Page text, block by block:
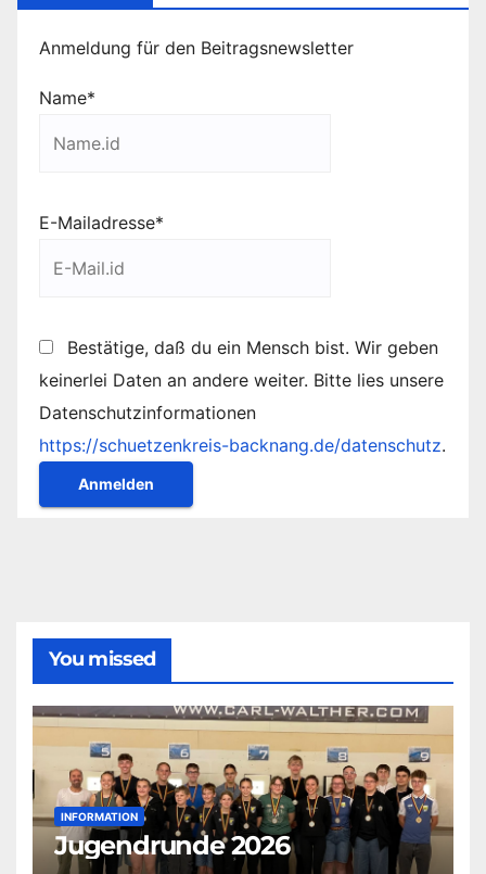
Anmeldung für den Beitragsnewsletter
Name*
E-Mailadresse*
Bestätige, daß du ein Mensch bist. Wir geben
keinerlei Daten an andere weiter. Bitte lies unsere
Datenschutzinformationen
https://schuetzenkreis-backnang.de/datenschutz.
You missed
INFORMATION
Jugendrunde 2026